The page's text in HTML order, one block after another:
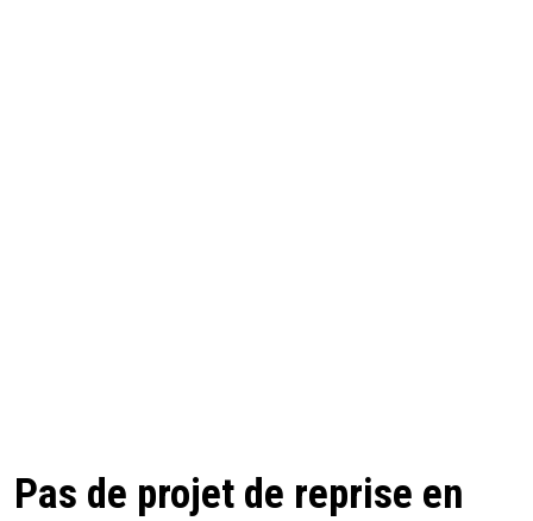
Pas de projet de reprise en